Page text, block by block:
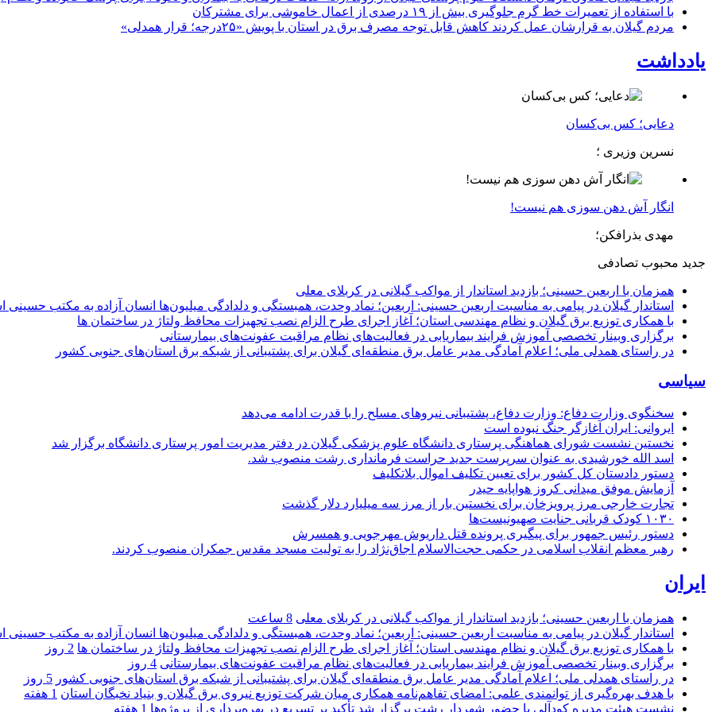
با استفاده از تعمیرات خط گرم جلوگیری بیش از ۱۹ درصدی از اعمال خاموشی برای مشتركان
مردم گیلان به قرارشان عمل کردند كاهش قابل توجه مصرف برق در استان با پویش «۲۵درجه؛ قرار همدلی»
یادداشت
دعایی؛ کس بی‌کسان
نسرین وزیری ؛
انگار آش دهن سوزی هم نیست!
مهدی بذرافکن؛
جدید محبوب تصادفی
همزمان با اربعین حسینی؛ بازدید استاندار از مواکب گیلانی در کربلای معلی
استاندار گیلان در پیامی به مناسبت اربعین حسینی: اربعین؛ نماد وحدت، همبستگی و دلدادگی میلیون‌ها انسان آزاده به مکتب
با همکاری توزیع برق گیلان و نظام مهندسی استان؛ آغاز اجرای طرح الزام نصب تجهیزات محافظ ولتاژ در ساختمان ها
برگزاری وبینار تخصصی آموزش فرایند بیماریابی در فعالیت‌های نظام مراقبت عفونت‌های بیمارستانی
در راستای همدلی ملی؛ اعلام آمادگی مدیر عامل برق منطقه‌ای گیلان برای پشتیبانی از شبكه برق استان‌های جنوبی كشور
سیاسی
سخنگوی وزارت دفاع: وزارت دفاع، پشتیبانی نیرو‌های مسلح را با قدرت ادامه می‌دهد
ایروانی: ایران آغازگر جنگ نبوده است
نخستین نشست شورای هماهنگی پرستاری دانشگاه علوم پزشکی گیلان در دفتر مدیریت امور پرستاری دانشگاه برگزار شد
اسد الله خورشیدی به عنوان سرپرست جدید حراست فرمانداری رشت منصوب شد.
دستور دادستان کل کشور برای تعیین تکلیف اموال بلاتکلیف
آزمایش موفق میدانی کروز هواپایه حیدر
تجارت خارجی مرز پرویزخان برای نخستین بار از مرز سه میلیارد دلار گذشت
۱۰۳۰ کودک قربانی جنایت صهیونیست‌ها
دستور رئیس جمهور برای پیگیری پرونده قتل داریوش مهرجویی و همسرش
رهبر معظم انقلاب اسلامی در حکمی حجت‌الاسلام اجاق‌نژاد را به تولیت مسجد مقدس جمکران منصوب کردند.
ایران
همزمان با اربعین حسینی؛ بازدید استاندار از مواکب گیلانی در کربلای معلی 8 ساعت
استاندار گیلان در پیامی به مناسبت اربعین حسینی: اربعین؛ نماد وحدت، همبستگی و دلدادگی میلیون‌ها انسان آزاده به مکتب
با همکاری توزیع برق گیلان و نظام مهندسی استان؛ آغاز اجرای طرح الزام نصب تجهیزات محافظ ولتاژ در ساختمان ها 2 روز
برگزاری وبینار تخصصی آموزش فرایند بیماریابی در فعالیت‌های نظام مراقبت عفونت‌های بیمارستانی 4 روز
در راستای همدلی ملی؛ اعلام آمادگی مدیر عامل برق منطقه‌ای گیلان برای پشتیبانی از شبكه برق استان‌های جنوبی كشور 5 روز
با هدف بهره‌گیری از توانمندی علمی: امضای تفاهم‌نامه همكاری میان شركت توزیع نیروی برق گیلان و بنیاد نخبگان استان 1 هفته
نشست هیئت مدیره کودآلی با حضور شهردار رشت برگزار شد تأکید بر تسریع در بهره‌برداری از پروژه‌ها 1 هفته